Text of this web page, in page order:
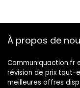
À propos de
Communiquaction.fr
révision de prix tout-
meilleures offres